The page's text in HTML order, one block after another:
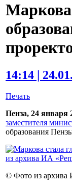
Маркова
14:14 |
Печать
Пенза, 24 января
заместителя
образования
© Фото из архива